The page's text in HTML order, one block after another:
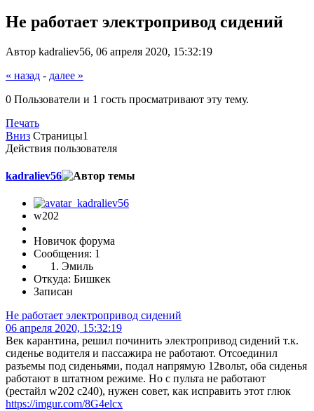
Не работает электропривод сидений
Автор kadraliev56, 06 апреля 2020, 15:32:19
« назад - далее »
0 Пользователи и 1 гость просматривают эту тему.
Печать
Вниз Страницы1
Действия пользователя
kadraliev56
w202
Новичок форума
Сообщения: 1
Эмиль
Откуда: Бишкек
Записан
Не работает электропривод сидений
06 апреля 2020, 15:32:19
Век карантина, решил починить электропривод сидений т.к.
сиденье водителя и пассажира не работают. Отсоединил
разъемы под сиденьями, подал напрямую 12вольт, оба сиденья
работают в штатном режиме. Но с пульта не работают
(рестайл w202 c240), нужен совет, как исправить этот глюк
https://imgur.com/8G4elcx